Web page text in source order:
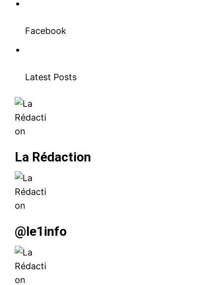
Facebook
Latest Posts
La Rédaction
@le1info